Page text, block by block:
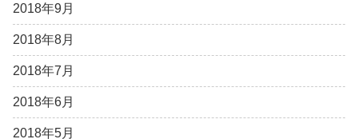
2018年9月
2018年8月
2018年7月
2018年6月
2018年5月